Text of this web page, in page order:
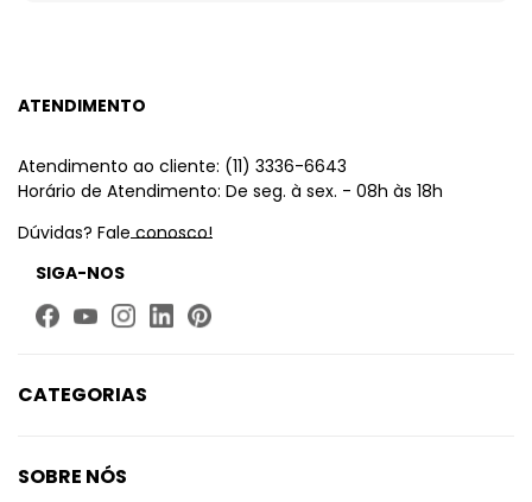
ATENDIMENTO
Atendimento ao cliente: (11) 3336-6643
Horário de Atendimento: De seg. à sex. - 08h às 18h
Dúvidas? Fale conosco!
SIGA-NOS
CATEGORIAS
Higiene Bucal
SOBRE NÓS